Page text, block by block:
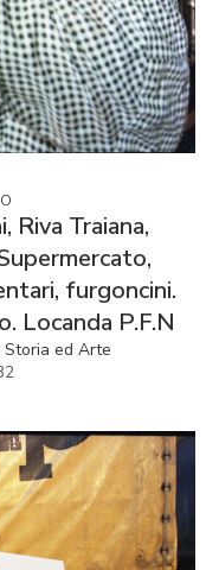
Riva Traiana,
furgoncini.
Locanda P.F.N
Storia ed Arte